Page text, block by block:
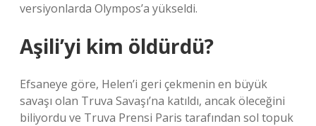
versiyonlarda Olympos’a yükseldi.
Aşili’yi kim öldürdü?
Efsaneye göre, Helen’i geri çekmenin en büyük
savaşı olan Truva Savaşı’na katıldı, ancak öleceğini
biliyordu ve Truva Prensi Paris tarafından sol topuk